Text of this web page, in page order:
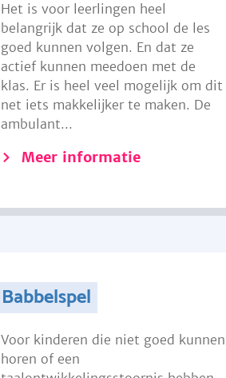
Het is voor leerlingen heel
belangrijk dat ze op school de les
goed kunnen volgen. En dat ze
actief kunnen meedoen met de
klas. Er is heel veel mogelijk om dit
net iets makkelijker te maken. De
ambulant...
Meer informatie
Babbelspel
Voor kinderen die niet goed kunnen
horen of een